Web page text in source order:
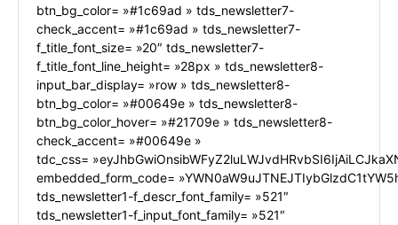
btn_bg_color= »#1c69ad » tds_newsletter7-
check_accent= »#1c69ad » tds_newsletter7-
f_title_font_size= »20″ tds_newsletter7-
f_title_font_line_height= »28px » tds_newsletter8-
input_bar_display= »row » tds_newsletter8-
btn_bg_color= »#00649e » tds_newsletter8-
btn_bg_color_hover= »#21709e » tds_newsletter8-
check_accent= »#00649e »
tdc_css=
embedded_form_code=
tds_newsletter1-f_descr_font_family= »521″
tds_newsletter1-f_input_font_family= »521″